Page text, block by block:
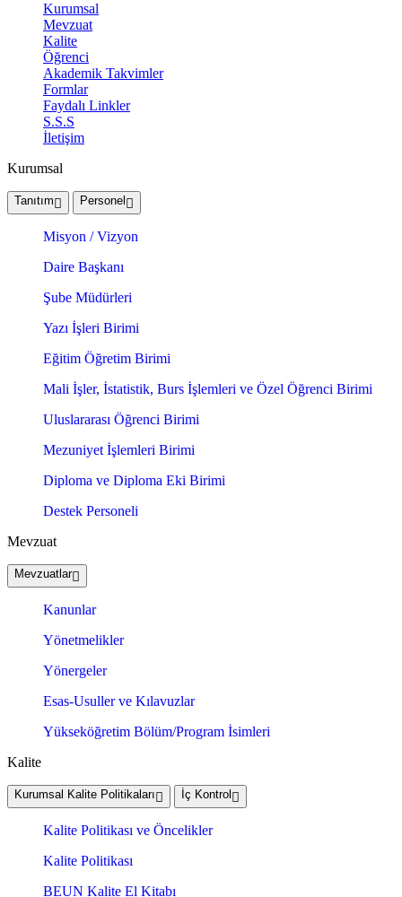
Kurumsal
Mevzuat
Kalite
Öğrenci
Akademik Takvimler
Formlar
Faydalı Linkler
S.S.S
İletişim
Kurumsal
Tanıtım Personel
Misyon / Vizyon
Daire Başkanı
Şube Müdürleri
Yazı İşleri Birimi
Eğitim Öğretim Birimi
Mali İşler, İstatistik, Burs İşlemleri ve Özel Öğrenci Birimi
Uluslararası Öğrenci Birimi
Mezuniyet İşlemleri Birimi
Diploma ve Diploma Eki Birimi
Destek Personeli
Mevzuat
Mevzuatlar
Kanunlar
Yönetmelikler
Yönergeler
Esas-Usuller ve Kılavuzlar
Yükseköğretim Bölüm/Program İsimleri
Kalite
Kurumsal Kalite Politikaları İç Kontrol
Kalite Politikası ve Öncelikler
Kalite Politikası
BEUN Kalite El Kitabı